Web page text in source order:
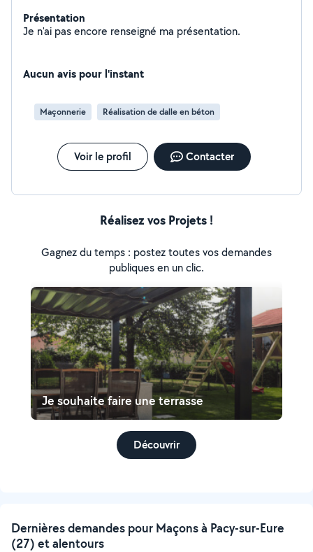
Présentation
Je n'ai pas encore renseigné ma présentation.
Aucun avis pour l'instant
Maçonnerie Réalisation de dalle en béton
Voir le profil Contacter
Réalisez vos Projets !
Gagnez du temps : postez toutes vos demandes
publiques en un clic.
Je souhaite faire une terrasse
Découvrir
Dernières demandes pour Maçons à Pacy-sur-Eure
(27) et alentours